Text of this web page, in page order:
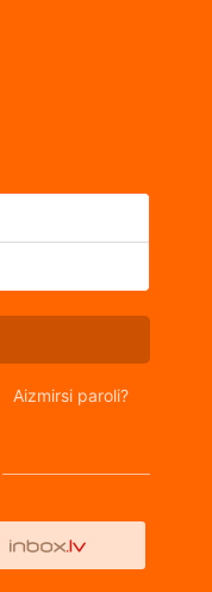
Aizmirsi paroli?